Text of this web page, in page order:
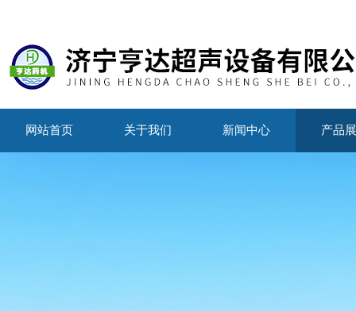
网站首页 关于我们 新闻中心 产品